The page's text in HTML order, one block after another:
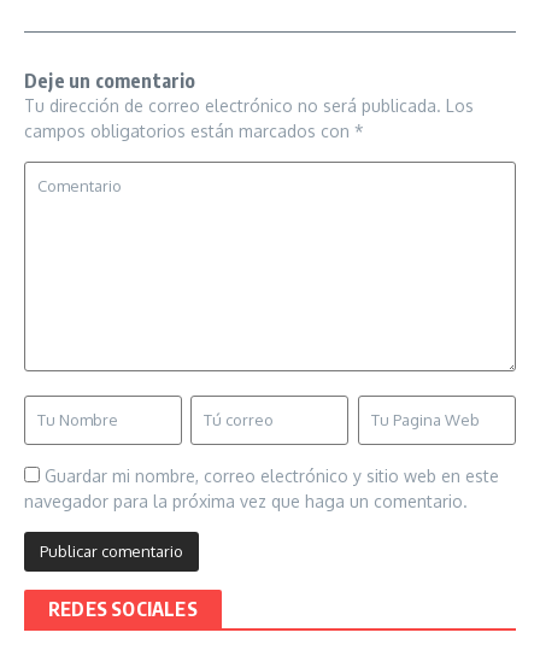
Deje un comentario
Tu dirección de correo electrónico no será publicada. Los
campos obligatorios están marcados con *
Guardar mi nombre, correo electrónico y sitio web en este
navegador para la próxima vez que haga un comentario.
REDES SOCIALES